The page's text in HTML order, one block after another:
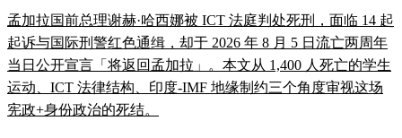
孟加拉国前总理谢赫·哈西娜被 ICT 法庭判处死刑，面临 14 起
起诉与国际刑警红色通缉，却于 2026 年 8 月 5 日流亡两周年
当日公开宣言「将返回孟加拉」。本文从 1,400 人死亡的学生
运动、ICT 法律结构、印度-IMF 地缘制约三个角度审视这场
宪政+身份政治的死结。